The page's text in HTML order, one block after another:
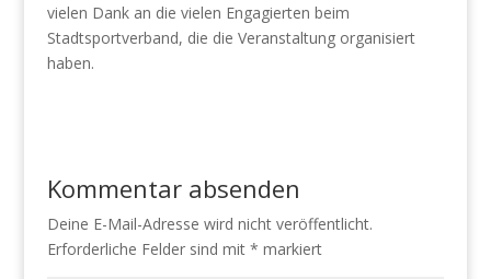
vielen Dank an die vielen Engagierten beim
Stadtsportverband, die die Veranstaltung organisiert
haben.
Kommentar absenden
Deine E-Mail-Adresse wird nicht veröffentlicht.
Erforderliche Felder sind mit * markiert